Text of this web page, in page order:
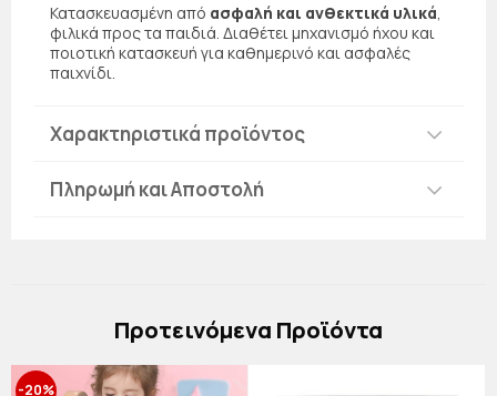
Κατασκευασμένη από ασφαλή και ανθεκτικά υλικά
φιλικά προς τα παιδιά. Διαθέτει μηχανισμό ήχου και
ποιοτική κατασκευή για καθημερινό και ασφαλές
παιχνίδι.
Χαρακτηριστικά προϊόντος
Πληρωμή και Αποστολή
Πρoτεινόμενα Προϊόντα
-20%